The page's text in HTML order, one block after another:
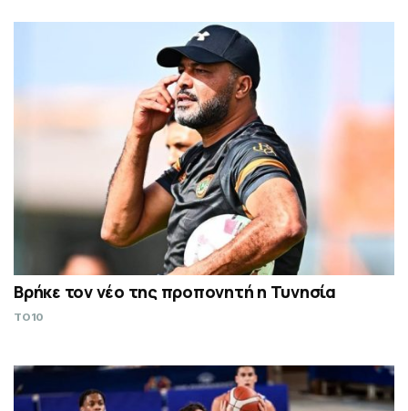
Βρήκε τον νέο της προπονητή η Τυνησία
TO10